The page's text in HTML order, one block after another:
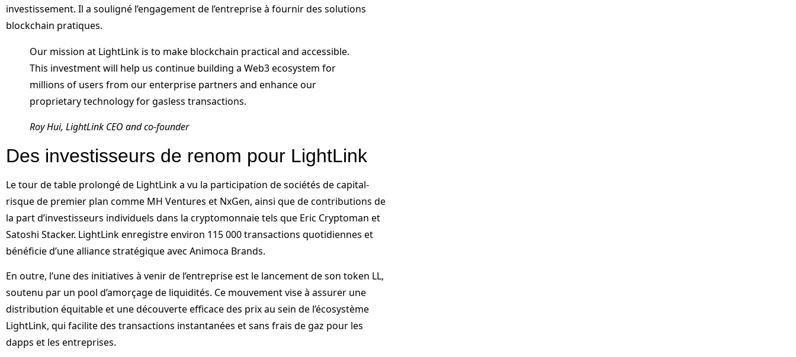
investissement. Il a souligné l’engagement de l’entreprise à fournir des solutions
blockchain pratiques.
Our mission at LightLink is to make blockchain practical and accessible.
This investment will help us continue building a Web3 ecosystem for
millions of users from our enterprise partners and enhance our
proprietary technology for gasless transactions.
Roy Hui, LightLink CEO and co-founder
Des investisseurs de renom pour LightLink
Le tour de table prolongé de LightLink a vu la participation de sociétés de capital-
risque de premier plan comme MH Ventures et NxGen, ainsi que de contributions de
la part d’investisseurs individuels dans la cryptomonnaie tels que Eric Cryptoman et
Satoshi Stacker. LightLink enregistre environ 115 000 transactions quotidiennes et
bénéficie d’une alliance stratégique avec Animoca Brands.
En outre, l’une des initiatives à venir de l’entreprise est le lancement de son token LL,
soutenu par un pool d’amorçage de liquidités. Ce mouvement vise à assurer une
distribution équitable et une découverte efficace des prix au sein de l’écosystème
LightLink, qui facilite des transactions instantanées et sans frais de gaz pour les
dapps et les entreprises.